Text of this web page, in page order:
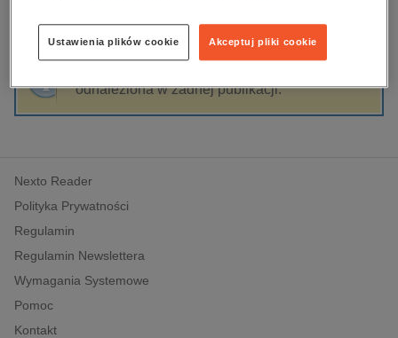
dzienniki
edukacja
hobby, sport, rozrywka
komputery, internet, technologie, informatyka
polityka, społeczno-informacyjne
psychologiczne
inne
popularno-naukowe
historia
Sortowanie Filtrowanie
odnaleziona w żadnej publikacji.
Nexto Reader
Polityka Prywatności
Regulamin
Regulamin Newslettera
Wymagania Systemowe
Pomoc
Kontakt
Akceptuj pliki cookie
Ustawienia plików cookie